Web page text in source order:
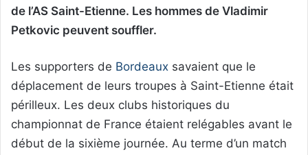
de l’AS Saint-Etienne. Les hommes de Vladimir
Petkovic peuvent souffler.
Les supporters de Bordeaux savaient que le
déplacement de leurs troupes à Saint-Etienne était
périlleux. Les deux clubs historiques du
championnat de France étaient relégables avant le
début de la sixième journée. Au terme d’un match